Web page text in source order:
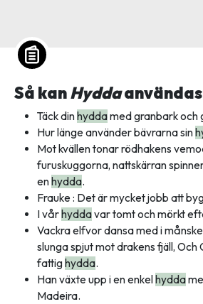
Så kanHyddaanvändas
Täck dinhyddamed granbark och
Hur länge använder bävrarna sin
Mot kvällen tonar rödhakens
furuskuggorna, nattskärran
enhydda.
Frauke : Det är mycket jobb att
I vårhyddavar tomt och mörkt
Vackra elfvor dansa med i
slunga spjut mot drakens fjäll, Och
fattighydda.
Han växte upp i en enkelhydda
Madeira.